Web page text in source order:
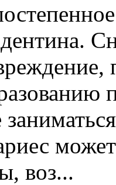
воз...